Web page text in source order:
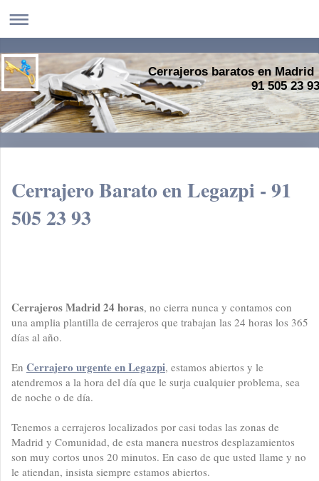
Cerrajeros baratos en Madrid
91 505 23
Cerrajero Barato en Legazpi - 91
505 23 93
Cerrajeros Madrid 24 horas, no cierra nunca y contamos con
una amplia plantilla de cerrajeros que trabajan las 24 horas los 365
días al año.
En Cerrajero urgente en Legazpi, estamos abiertos y le
atendremos a la hora del día que le surja cualquier problema, sea
de noche o de día.
Tenemos a cerrajeros localizados por casi todas las zonas de
Madrid y Comunidad, de esta manera nuestros desplazamientos
son muy cortos unos 20 minutos. En caso de que usted llame y no
le atiendan, insista siempre estamos abiertos.